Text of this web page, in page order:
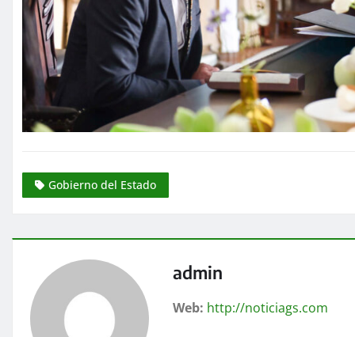
Gobierno del Estado
admin
Web: http://noticiags.com